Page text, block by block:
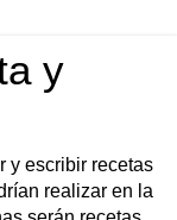
y
y escribir recetas
realizar en la